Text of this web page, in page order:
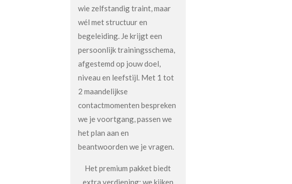
wie zelfstandig traint, maar
wél met structuur en
begeleiding. Je krijgt een
persoonlijk trainingsschema,
afgestemd op jouw doel,
niveau en leefstijl. Met 1 tot
2 maandelijkse
contactmomenten bespreken
we je voortgang, passen we
het plan aan en
beantwoorden we je vragen.
Het premium pakket biedt
extra verdieping: we kijken